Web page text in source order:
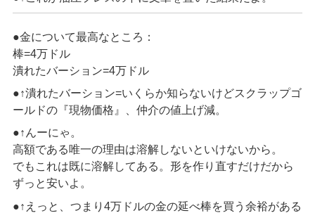
●金について最高なところ：
棒=4万ドル
潰れたバーション=4万ドル
●↑潰れたバーション=いくらか知らないけどスクラップゴ
ールドの『現物価格』、仲介の値上げ減。
●↑んーにゃ。
高額である唯一の理由は溶解しないといけないから。
でもこれは既に溶解してある。形を作り直すだけだから
ずっと安いよ。
●↑えっと、つまり4万ドルの金の延べ棒を買う余裕がある